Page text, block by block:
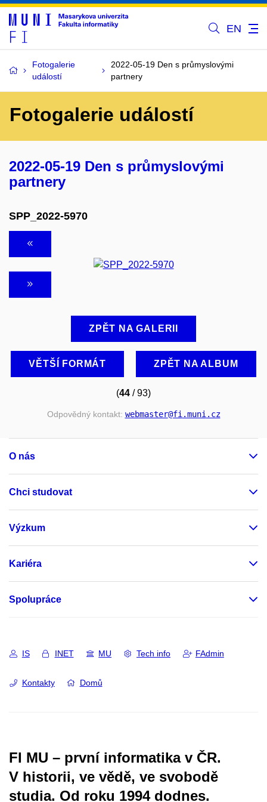
EN
Fotogalerie
událostí
2022-05-19 Den s průmyslovými
partnery
Fotogalerie událostí
2022-05-19 Den s průmyslovými
partnery
SPP_2022-5970
ZPĚT NA GALERII
VĚTŠÍ FORMÁT ZPĚT NA ALBUM
(44 / 93)
Odpovědný kontakt: webmaster@fi.muni.cz
O nás
Chci studovat
Výzkum
Kariéra
Spolupráce
IS INET MU Tech info FAdmin
Kontakty Domů
FI MU – první informatika v ČR.
V historii, ve vědě, ve svobodě
studia. Od roku 1994 dodnes.